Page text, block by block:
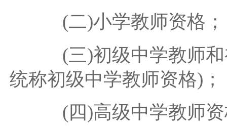
(二)小学教师资格；
(三)初级中学教师和
统称初级中学教师资格)；
(四)高级中学教师资